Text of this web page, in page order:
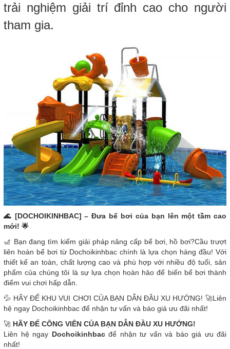
trải nghiệm giải trí đỉnh cao cho người
tham gia.
🌊 [DOCHOIKINHBAC] – Đưa bể bơi của bạn lên một tầm cao
mới! 🌟
🎢 Bạn đang tìm kiếm giải pháp nâng cấp bể bơi, hồ bơi?Cầu trượt
liên hoàn bể bơi từ Dochoikinhbac chính là lựa chọn hàng đầu! Với
thiết kế an toàn, chất lượng cao và phù hợp với nhiều độ tuổi, sản
phẩm của chúng tôi là sự lựa chọn hoàn hảo để biến bể bơi thành
điểm vui chơi hấp dẫn.
💦 HÃY ĐỂ KHU VUI CHƠI CỦA BẠN DẪN ĐẦU XU HƯỚNG! 🚀Liên
hệ ngay Dochoikinhbac để nhận tư vấn và báo giá ưu đãi nhất!
🚀 HÃY ĐỂ CÔNG VIÊN CỦA BẠN DẪN ĐẦU XU HƯỚNG!
Liên hệ ngay Dochoikinhbacđể nhận tư vấn và báo giá ưu đãi
nhất!